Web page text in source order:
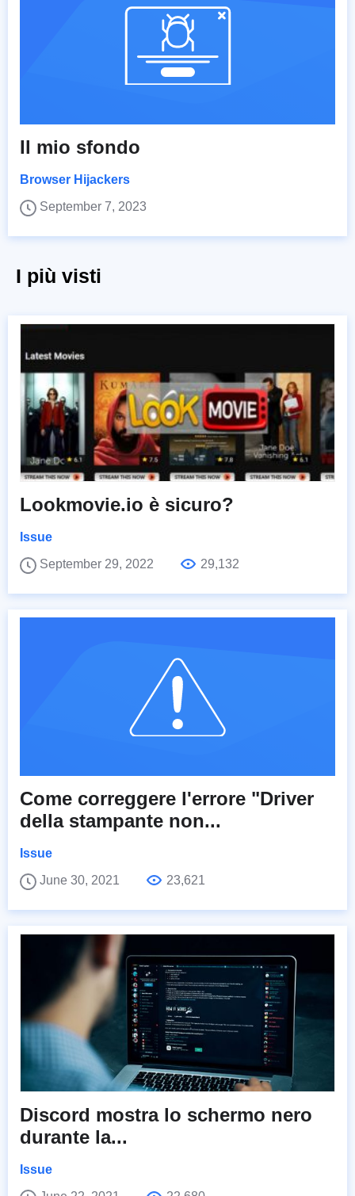
Il mio sfondo
Browser Hijackers
September 7, 2023
I più visti
Lookmovie.io è sicuro?
Issue
September 29, 2022
29,132
Come correggere l'errore "Driver
della stampante non...
Issue
June 30, 2021
23,621
Discord mostra lo schermo nero
durante la...
Issue